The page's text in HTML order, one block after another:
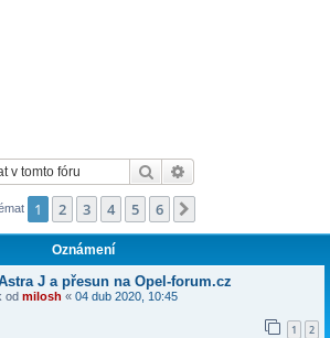
Hledat
1 2 3 4 5 6
Oznámení
J a přesun na Opel-forum.cz
od milosh « 04 dub 2020, 10:45
1 2